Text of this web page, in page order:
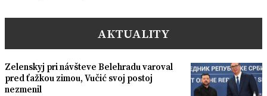
AKTUALITY
Zelenskyj pri návšteve Belehradu varoval
pred ťažkou zimou, Vučić svoj postoj
nezmenil